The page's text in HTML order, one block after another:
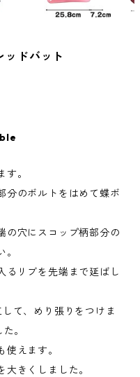
ドバット
。
分のボルトをはめて蝶ボ
の穴にスコップ柄部分の
るリブを先端まで延ばし
て、めり張りをつけま
。
えます。
きくしました。